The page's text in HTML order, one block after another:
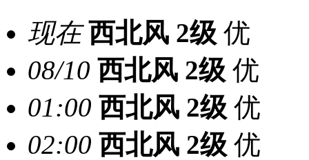
现在 西北风 2级 优
08/10 西北风 2级 优
01:00 西北风 2级 优
02:00 西北风 2级 优